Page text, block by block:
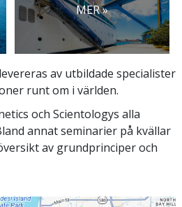
MER »
av utbildade specialister
runt om i världen.
och Scientologys alla
annat seminarier på kvällar
av grundprinciper och